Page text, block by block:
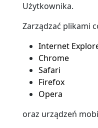
Użytkownika.
Zarządzać plikami
Internet
Chrome
Safari
Firefox
Opera
oraz urządzeń